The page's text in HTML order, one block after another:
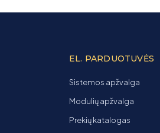
EL. PARDUOTUVĖS
Sistemos apžvalga
Modulių apžvalga
Prekių katalogas